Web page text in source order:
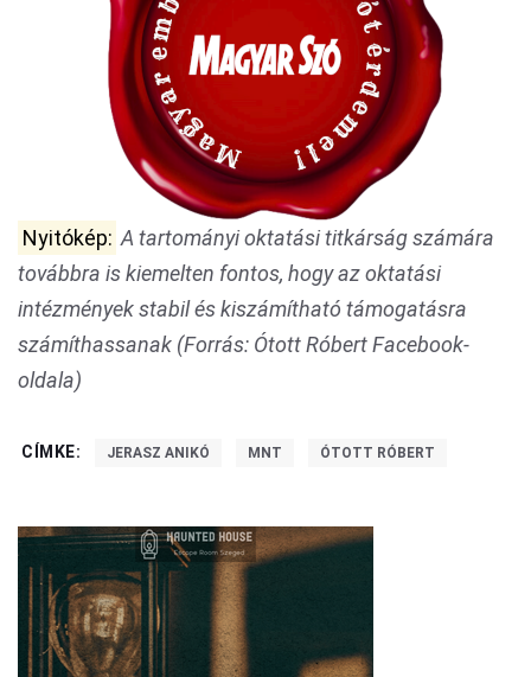
Nyitókép: A tartományi oktatási titkárság számára
továbbra is kiemelten fontos, hogy az oktatási
intézmények stabil és kiszámítható támogatásra
számíthassanak (Forrás: Ótott Róbert Facebook-
oldala)
CÍMKE: JERASZ ANIKÓ MNT ÓTOTT RÓBERT